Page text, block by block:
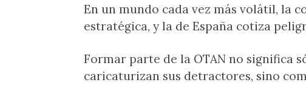
En un mundo cada vez más volátil, la
estratégica, y la de España cotiza
Formar parte de la OTAN no significa
caricaturizan sus detractores, sino